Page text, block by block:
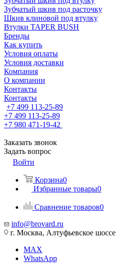
Зубчатый шкив под расточку
Шкив клиновой под втулку
Втулки TAPER BUSH
Бренды
Как купить
Условия оплаты
Условия доставки
Компания
О компании
Контакты
Контакты
+7 499 113-25-89
+7 499 113-25-89
+7 980 471-19-42
Заказать звонок
Задать вопрос
Войти
Корзина0
Избранные товары0
Сравнение товаров0
info@brovard.ru
г. Москва, Алтуфьевское шоссе
MAX
WhatsApp